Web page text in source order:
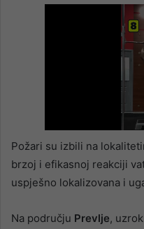
Požari su izbili na
brzoj i efikasnoj reakciji
uspješno lokalizovana i
Na području Prevlje,